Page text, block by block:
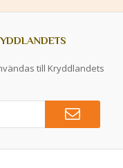
till Kryddlandets